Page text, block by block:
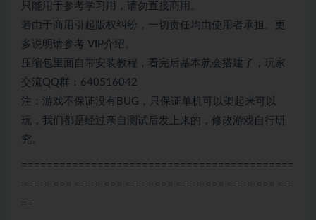
只能用于参考学习用，请勿直接商用。
若由于商用引起版权纠纷，一切责任均由使用者承担。更
多说明请参考 VIP介绍。
压缩包里面自带安装教程，看完后基本就会搭建了，玩家
交流QQ群：640516042
注：游戏不保证没有BUG，只保证单机可以架起来可以
玩，我们都是经过亲自测试后发上来的，修改游戏自行研
究。
===========================================
===========================================
==